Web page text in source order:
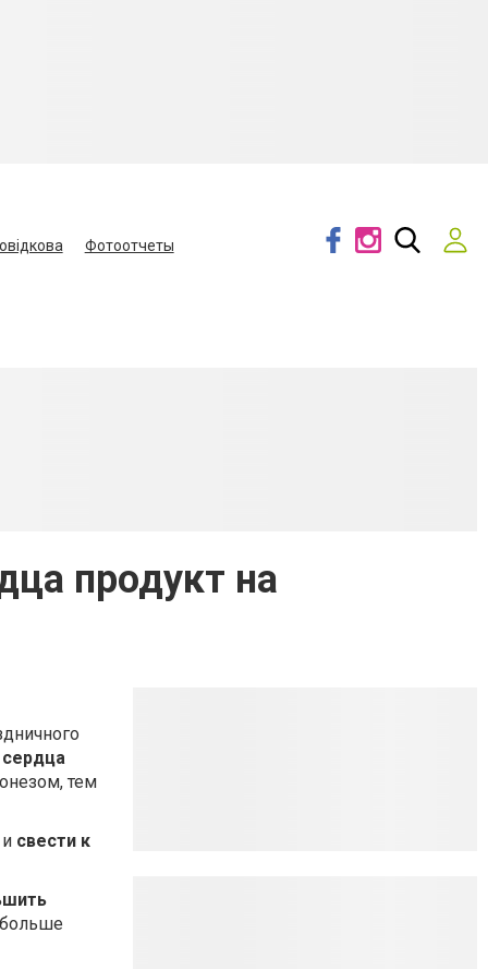
Фотоотчеты
продукт на
тем
свести к
больше